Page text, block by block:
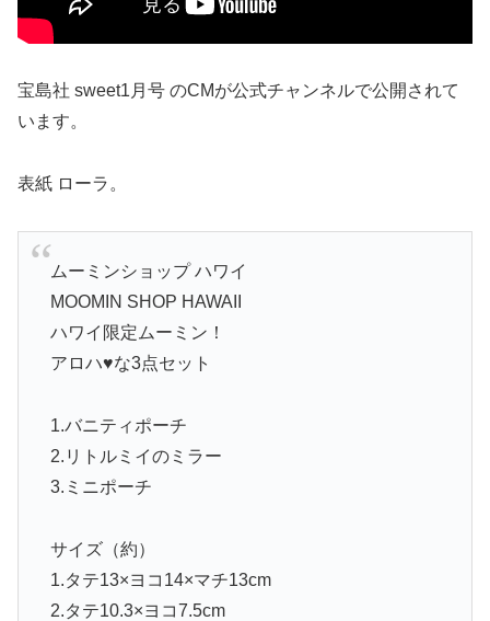
宝島社 sweet1月号 のCMが公式チャンネルで公開されて
います。
表紙 ローラ。
ムーミンショップ ハワイ
MOOMIN SHOP HAWAII
ハワイ限定ムーミン！
アロハ♥な3点セット
1.バニティポーチ
2.リトルミイのミラー
3.ミニポーチ
サイズ（約）
1.タテ13×ヨコ14×マチ13cm
2.タテ10.3×ヨコ7.5cm